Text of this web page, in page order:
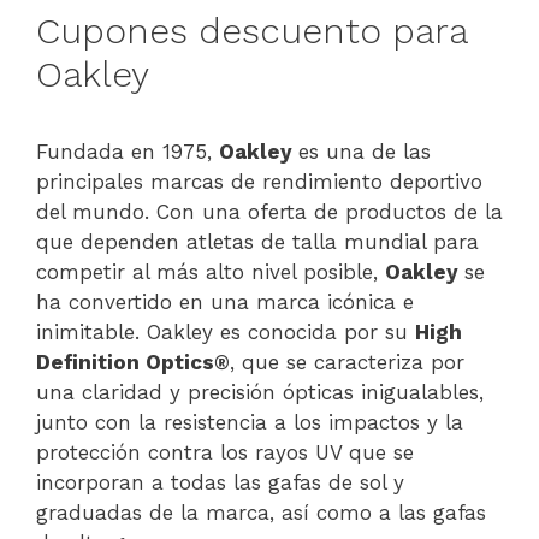
Cupones descuento para
Oakley
Fundada en 1975, Oakley es una de las
principales marcas de rendimiento deportivo
del mundo. Con una oferta de productos de la
que dependen atletas de talla mundial para
competir al más alto nivel posible, Oakley se
ha convertido en una marca icónica e
inimitable. Oakley es conocida por su High
Definition Optics®, que se caracteriza por
una claridad y precisión ópticas inigualables,
junto con la resistencia a los impactos y la
protección contra los rayos UV que se
incorporan a todas las gafas de sol y
graduadas de la marca, así como a las gafas